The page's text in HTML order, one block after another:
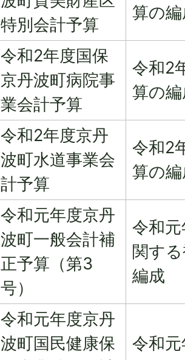
特別会計予算
算の
令和2年度国保
京丹波町病院事
業会計予算
令和2
算の
令和2年度京丹
波町水道事業会
計予算
令和2
算の
令和元年度京丹
波町一般会計補
正予算（第3
号）
令和
関す
編成
令和元年度京丹
波町国民健康保
令和